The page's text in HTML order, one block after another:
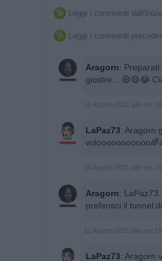
 Leggi i commenti
 Leggi i commenti
Aragorn:
giostre... 😄😄😂
12 Agosto 2021 alle ore
LaPaz73: Aragorn
12 Agosto 2021 alle ore
Aragorn:
preferisci il tunnel
12 Agosto 2021 alle ore
LaPaz73: Aragorn